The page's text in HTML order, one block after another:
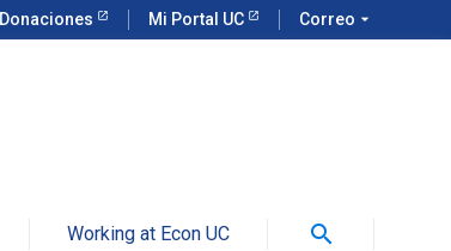
Donaciones Mi Portal UC Correo arrow_drop_down
Working at Econ UC search